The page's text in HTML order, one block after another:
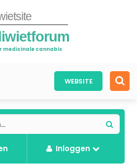
medicinale cannabis
WEBSITE
Inloggen